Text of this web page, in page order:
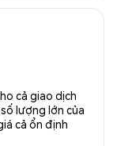
cả giao dịch
lượng lớn của
cả ổn định